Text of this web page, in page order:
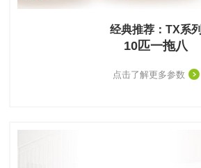
经典推荐：TX系列
10匹一拖八
点击了解更多参数